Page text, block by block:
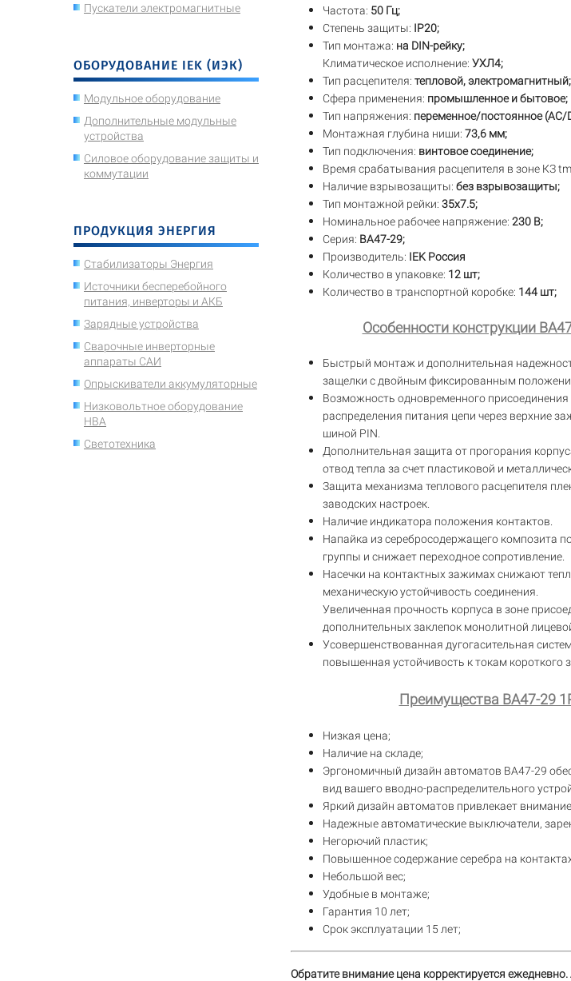
Пускатели электромагнитные
ОБОРУДОВАНИЕ IEK (ИЭК)
Модульное оборудование
Дополнительные модульные
устройства
Силовое оборудование защиты и
коммутации
ПРОДУКЦИЯ ЭНЕРГИЯ
Стабилизаторы Энергия
Источники бесперебойного
питания, инверторы и АКБ
Зарядные устройства
Сварочные инверторные
аппараты САИ
Опрыскиватели аккумуляторные
Низковольтное оборудование
НВА
Светотехника
Частота: 50 Гц;
Степень защиты: IP20;
Тип монтажа: на DIN-рейку;
Климатическое исполнение: УХЛ4;
Тип расцепителя: тепловой, электромагнитный;
Сфера применения: промышленное и бытовое;
Тип напряжения: переменное/постоянное (AC/
Монтажная глубина ниши: 73,6 мм;
Тип подключения: винтовое соединение;
Время срабатывания расцепителя в зоне КЗ
Наличие взрывозащиты: без взрывозащиты;
Тип монтажной рейки: 35x7.5;
Номинальное рабочее напряжение: 230 В;
Серия: ВА47-29;
Производитель: IEK Россия
Количество в упаковке: 12 шт;
Количество в транспортной коробке: 144 шт;
Особенности конструкции
Быстрый монтаж и дополнительная
защелки с двойным фиксированным
Возможность одновременного
распределения питания цепи через верхние
шиной PIN.
Дополнительная защита от прогорания
отвод тепла за счет пластиковой и
Защита механизма теплового расцепителя
заводских настроек.
Наличие индикатора положения контактов.
Напайка из серебросодержащего композита
группы и снижает переходное сопротивление.
Насечки на контактных зажимах снижают
механическую устойчивость соединения.
Увеличенная прочность корпуса в зоне
дополнительных заклепок монолитной
Усовершенствованная дугогасительная
повышенная устойчивость к токам короткого
Преимущества ВА47-29
Низкая цена;
Наличие на складе;
Эргономичный дизайн автоматов ВА47-29
вид вашего вводно-распределительного
Яркий дизайн автоматов привлекает
Надежные автоматические выключатели,
Негорючий пластик;
Повышенное содержание серебра на
Небольшой вес;
Удобные в монтаже;
Гарантия 10 лет;
Срок эксплуатации 15 лет;
Обратите внимание цена корректируется